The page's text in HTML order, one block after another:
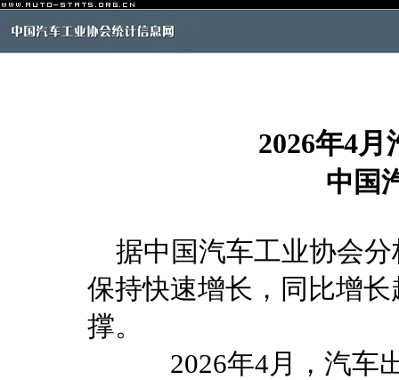
2026年4
中国
据中国汽车工业协会分
保持快速增长，同比增
撑。
2026年4月，汽车出